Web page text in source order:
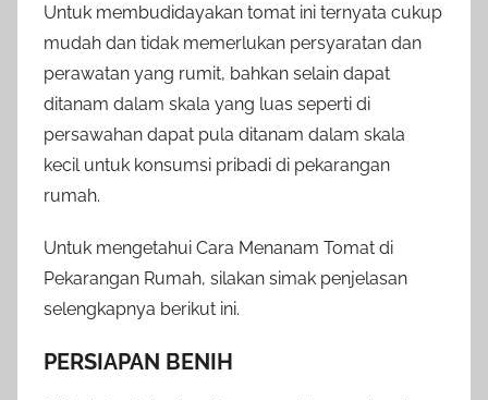
Untuk membudidayakan tomat ini ternyata cukup
mudah dan tidak memerlukan persyaratan dan
perawatan yang rumit, bahkan selain dapat
ditanam dalam skala yang luas seperti di
persawahan dapat pula ditanam dalam skala
kecil untuk konsumsi pribadi di pekarangan
rumah.
Untuk mengetahui Cara Menanam Tomat di
Pekarangan Rumah, silakan simak penjelasan
selengkapnya berikut ini.
PERSIAPAN BENIH